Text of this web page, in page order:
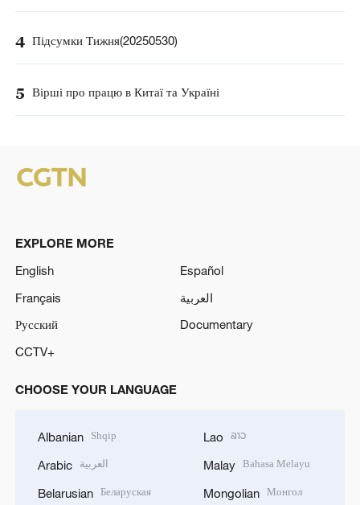
4 Підсумки Тижня(20250530)
5 Вірші про працю в Китаї та Україні
EXPLORE MORE
English
Español
Français
العربية
Русский
Documentary
CCTV+
CHOOSE YOUR LANGUAGE
Albanian Shqip
Arabic العربية
Belarusian Беларуская
Lao ລາວ
Malay Bahasa Melayu
Mongolian Монгол